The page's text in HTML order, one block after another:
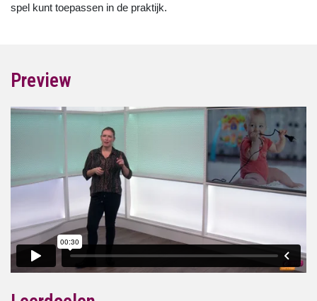
spel kunt toepassen in de praktijk.
Preview